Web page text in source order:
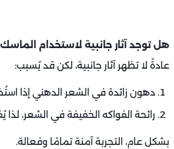
هل توجد آثار جانبية لاستخدام
عادةً لا تظهر آثار جانبية، لكن قد يُسبب:
دهون زائدة في الشعر الدهني إذا
رائحة الفواكه الخفيفة في الشعر،
بشكل عام، التجربة آمنة تمامًا وفعالة.